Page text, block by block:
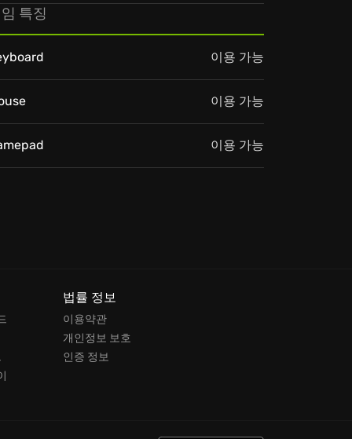
특징
이용 가능
이용 가능
이용 가능
법률 정보
이용약관
개인정보 보호
인증 정보